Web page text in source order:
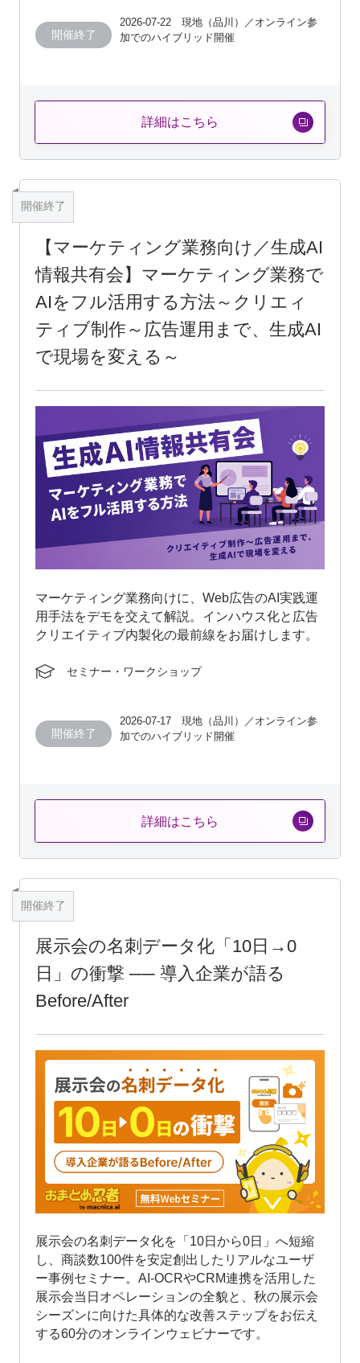
開催終了
2026-07-22 現地（品川）／オンライン参
加でのハイブリッド開催
詳細はこちら
開催終了
【マーケティング業務向け／生成AI
情報共有会】マーケティング業務で
AIをフル活用する方法～クリエィ
ティブ制作～広告運用まで、生成AI
で現場を変える～
マーケティング業務向けに、Web広告のAI実践運
用手法をデモを交えて解説。インハウス化と広告
クリエイティブ内製化の最前線をお届けします。
セミナー・ワークショップ
開催終了
2026-07-17 現地（品川）／オンライン参
加でのハイブリッド開催
詳細はこちら
開催終了
展示会の名刺データ化「10日→0
日」の衝撃 ── 導入企業が語る
Before/After
展示会の名刺データ化を「10日から0日」へ短縮
し、商談数100件を安定創出したリアルなユーザ
ー事例セミナー。AI-OCRやCRM連携を活用した
展示会当日オペレーションの全貌と、秋の展示会
シーズンに向けた具体的な改善ステップをお伝え
する60分のオンラインウェビナーです。